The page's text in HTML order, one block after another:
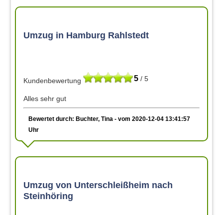
Umzug in Hamburg Rahlstedt
5 / 5
Kundenbewertung
Alles sehr gut
Bewertet durch: Buchter, Tina - vom 2020-12-04 13:41:57
Uhr
Umzug von Unterschleißheim nach
Steinhöring